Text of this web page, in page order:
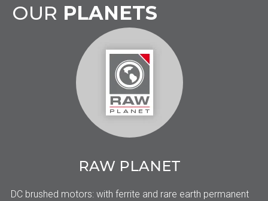
OUR PLANETS
RAW PLANET
DC brushed motors: with ferrite and rare earth permanent